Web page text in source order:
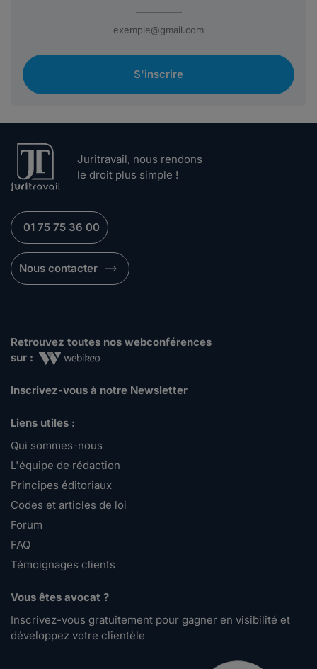
S'inscrire
Juritravail, nous rendons
le droit plus simple !
01 75 75 36 00
Nous contacter
Retrouvez toutes nos webconférences
sur :
Inscrivez-vous à notre Newsletter
Liens utiles :
Qui sommes-nous
L'équipe de rédaction
Principes éditoriaux
Codes et articles de loi
Forum
FAQ
Témoignages clients
Vous êtes avocat ?
Inscrivez-vous gratuitement pour gagner en visibilité et
développez votre clientèle